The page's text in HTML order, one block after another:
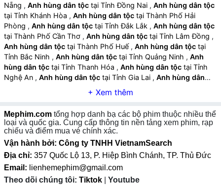
Âm nhạc và hiệu ứng sử thi:Nhạc nền hùng tráng,
tiếng trống trận và hiệu ứng chiến đấu giúp tăng trải
nghiệm mãn nhãn và hào hùng.
Nẵng , Anh hùng dân tộc tại Tỉnh Đồng Nai , Anh hùng dân tộc
tại Tỉnh Khánh Hòa , Anh hùng dân tộc tại Thành Phố Hải
Phòng , Anh hùng dân tộc tại Tỉnh Đắk Lắk , Anh hùng dân tộc
tại Thành Phố Cần Thơ , Anh hùng dân tộc tại Tỉnh Lâm Đồng ,
Anh hùng dân tộc tại Thành Phố Huế , Anh hùng dân tộc tại
Tỉnh Bắc Ninh , Anh hùng dân tộc tại Tỉnh Quảng Ninh , Anh
hùng dân tộc tại Tỉnh Thanh Hóa , Anh hùng dân tộc tại Tỉnh
Nghệ An , Anh hùng dân tộc tại Tỉnh Gia Lai , Anh hùng dân
Anh hùng dân tộc
tại Tỉnh Tây Ninh,Anh hùng dân tộc
Anh hùng dân tộc tại Tỉnh Lào Cai
Anh hùng
dân tộctại Tỉnh Quảng Ngãi,Anh hùng dân tộctại Tỉnh Cà Mau
,Anh hùng dân tộctại Tỉnh Vĩnh Long Anh hùng dân tộctại
Tỉnh Ninh Bình, Anh hùng dân tộctại Tỉnh Phú Thọ
dân tộc tại Tỉnh Hà Tĩnh Anh hùng dân tộc tại Tỉnh Đồng Tháp
,Anh hùng dân tộc tại Tỉnh Quảng Trị,Anh hùng dân tộc tại
Tỉnh Sơn La,Anh hùng dân tộctại Tỉnh Tuyên Quang
hùng dân tộctại Tỉnh Điện Biên,Anh hùng dân tộc
Mephim.com tổng hợp danh bạ các bộ phim thuộc nhiều thể
loại và quốc gia. Cung cấp thông tin nền tảng xem phim, rạp
chiếu và điểm mua vé chính xác.
Vận hành bởi: Công ty TNHH VietnamSearch
Địa chỉ: 357 Quốc Lộ 13, P. Hiệp Bình Chánh, TP. Thủ Đức
Email: lienhemephim@gmail.com
Theo dõi chúng tôi: Tiktok Youtube